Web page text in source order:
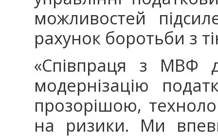
можливостей
рахунок боротьби з
«Співпраця з МВФ
модернізацію
прозорішою,
на ризики. Ми